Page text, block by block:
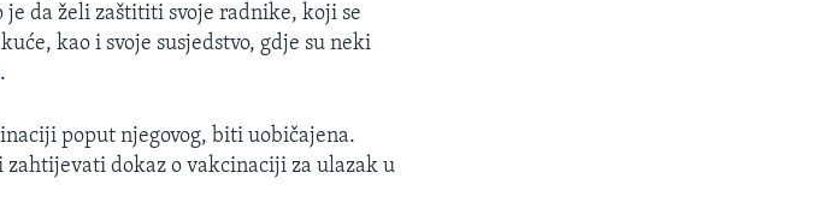
da želi zaštititi svoje radnike, koji se
kao i svoje susjedstvo, gdje su neki
poput njegovog, biti uobičajena.
zahtijevati dokaz o vakcinaciji za ulazak u